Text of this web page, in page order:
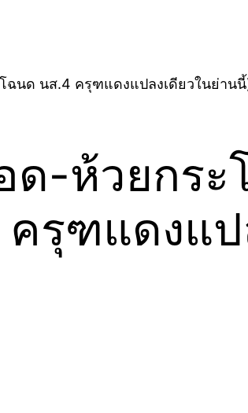
-ห้วยกระ
รุฑแดงแป